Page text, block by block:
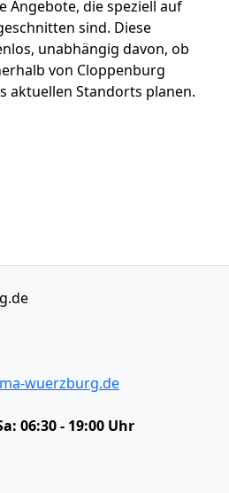
Angebote, die speziell auf
sind. Diese
unabhängig davon, ob
von Cloppenburg
aktuellen Standorts planen.
wuerzburg.de
06:30 - 19:00 Uhr